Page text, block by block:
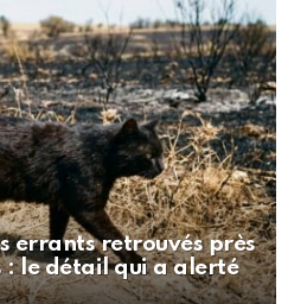
errants retrouvés près
: le détail qui a alerté